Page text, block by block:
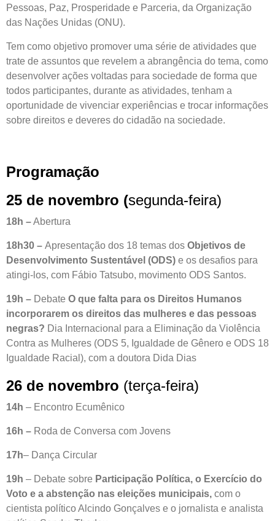
Pessoas, Paz, Prosperidade e Parceria, da Organização
das Nações Unidas (ONU).
Tem como objetivo promover uma série de atividades que
trate de assuntos que revelem a abrangência do tema, como
desenvolver ações voltadas para sociedade de forma que
todos participantes, durante as atividades, tenham a
oportunidade de vivenciar experiências e trocar informações
sobre direitos e deveres do cidadão na sociedade.
Programação
25 de novembro (segunda-feira)
18h –Abertura
18h30 – Apresentação dos 18 temas dos Objetivos de
Desenvolvimento Sustentável (ODS) e os desafios para
atingi-los, com Fábio Tatsubo, movimento ODS Santos.
19h – Debate O que falta para os Direitos Humanos
incorporarem os direitos das mulheres e das pessoas
negras? Dia Internacional para a Eliminação da Violência
Contra as Mulheres (ODS 5, Igualdade de Gênero e ODS 18
Igualdade Racial), com a doutora Dida Dias
26 de novembro (terça-feira)
14h – Encontro Ecumênico
16h – Roda de Conversa com Jovens
17h– Dança Circular
19h – Debate sobre Participação Política, o Exercício do
Voto e a abstenção nas eleições municipais, com o
cientista político Alcindo Gonçalves e o jornalista e analista